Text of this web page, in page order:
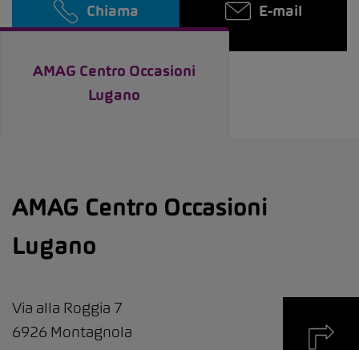
Chiama E-mail
AMAG Centro Occasioni
Lugano
AMAG Centro Occasioni
Lugano
Via alla Roggia 7
6926 Montagnola